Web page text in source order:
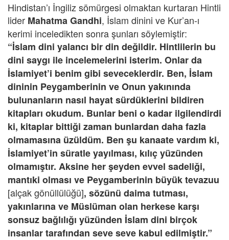
Hindistan’ı İngiliz sömürgesi olmaktan kurtaran Hintli
lider Mahatma Gandhi, İslam dinini ve Kur’an-ı
kerimi inceledikten sonra şunları söylemiştir:
“İslam dini yalancı bir din değildir. Hintlilerin bu
dini saygı ile incelemelerini isterim. Onlar da
İslamiyet’i benim gibi seveceklerdir. Ben, İslam
dininin Peygamberinin ve Onun yakınında
bulunanların nasıl hayat sürdüklerini bildiren
kitapları okudum. Bunlar beni o kadar ilgilendirdi
ki, kitaplar bittiği zaman bunlardan daha fazla
olmamasına üzüldüm. Ben şu kanaate vardım ki,
İslamiyet’in süratle yayılması, kılıç yüzünden
olmamıştır. Aksine her şeyden evvel sadeliği,
mantıki olması ve Peygamberinin büyük tevazuu
[alçak gönüllülüğü], sözünü daima tutması,
yakınlarına ve Müslüman olan herkese karşı
sonsuz bağlılığı yüzünden İslam dini birçok
insanlar tarafından seve seve kabul edilmiştir.”